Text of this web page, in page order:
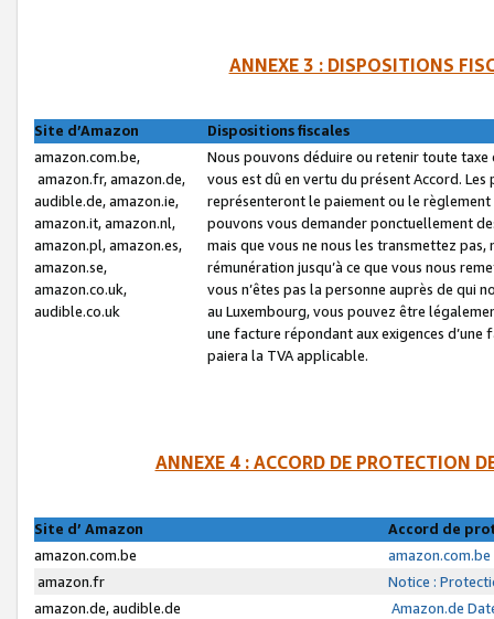
ANNEXE 3 : DISPOSITIONS
Site d’Amazon
Dispositions fiscales
amazon.com.be,
amazon.fr, amazon.de,
audible.de, amazon.ie,
amazon.it, amazon.nl,
amazon.pl, amazon.es,
amazon.se,
amazon.co.uk,
audible.co.uk
Nous pouvons déduire ou retenir toute
vous est dû en vertu du présent Accord.
représenteront le paiement ou le
pouvons vous demander ponctuellement
mais que vous ne nous les transmettez
rémunération jusqu’à ce que vous nous
vous n’êtes pas la personne auprès de qui
au Luxembourg, vous pouvez être
une facture répondant aux exigences
paiera la TVA applicable.
ANNEXE 4 : ACCORD DE PROTECTION
Site d’ Amazon
Accord de
amazon.com.be
amazon.fr
Notice :
amazon.de, audible.de
Amazon.de